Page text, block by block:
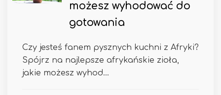
możesz wyhodować do
gotowania
Czy jesteś fanem pysznych kuchni z Afryki?
Spójrz na najlepsze afrykańskie zioła,
jakie możesz wyhod...